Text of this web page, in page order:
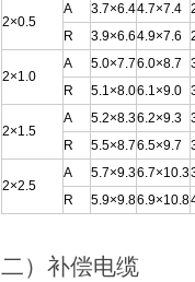
2×0.5
A 3.7×6.44.7×7.4
R
3.9×6.64.9×7.6
2×1.0
A 5.0×7.76.0×8.7
R
5.1×8.06.1×9.0
2×1.5
A 5.2×8.36.2×9.3
R
5.5×8.76.5×9.7
2×2.5
A 5.7×9.36.7×10.3
R
5.9×9.86.9×10.8
二）补偿电缆